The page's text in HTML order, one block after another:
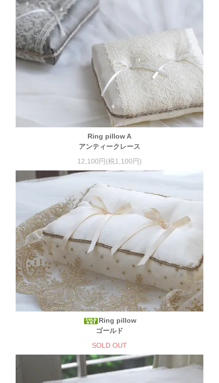
Ring pillow A
アンティークレース
12,100円(税1,100円)
Ring pillow
ゴールド
SOLD OUT